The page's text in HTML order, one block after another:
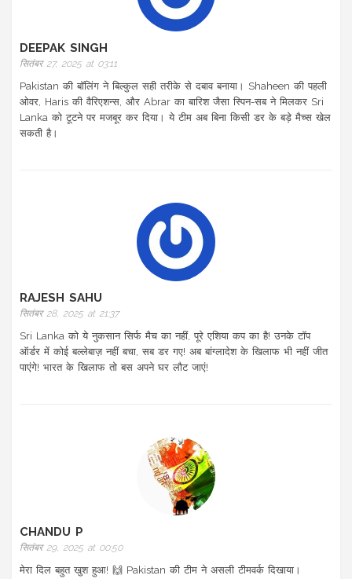
DEEPAK SINGH
सितंबर 27, 2025 at 03:11
Pakistan की बॉलिंग ने बिल्कुल सही तरीके से दबाव बनाया। Shaheen की पहली
ओवर, Haris की वैरिएशन्स, और Abrar का बारिश जैसा स्पिन-सब ने मिलकर Sri
Lanka को टूटने पर मजबूर कर दिया। ये टीम अब बिना किसी डर के बड़े मैच्स खेल
सकती है।
RAJESH SAHU
सितंबर 28, 2025 at 21:37
Sri Lanka को ये नुकसान सिर्फ मैच का नहीं, पूरे एशिया कप का है! उनके टॉप
ऑर्डर में कोई बल्लेबाज़ नहीं बचा, सब डर गए! अब बांग्लादेश के खिलाफ भी नहीं जीत
पाएंगे! भारत के खिलाफ तो बस अपने घर लौट जाएं!
CHANDU P
सितंबर 29, 2025 at 00:50
मेरा दिल बहुत खुश हुआ! 🙌 Pakistan की टीम ने असली टीमवर्क दिखाया।